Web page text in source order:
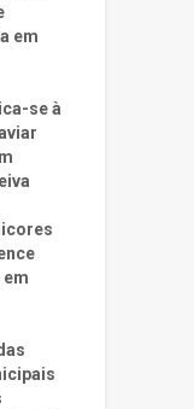
em
se à